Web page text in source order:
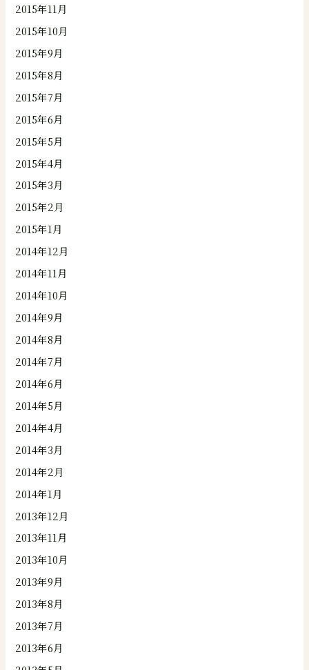
2015年11月
2015年10月
2015年9月
2015年8月
2015年7月
2015年6月
2015年5月
2015年4月
2015年3月
2015年2月
2015年1月
2014年12月
2014年11月
2014年10月
2014年9月
2014年8月
2014年7月
2014年6月
2014年5月
2014年4月
2014年3月
2014年2月
2014年1月
2013年12月
2013年11月
2013年10月
2013年9月
2013年8月
2013年7月
2013年6月